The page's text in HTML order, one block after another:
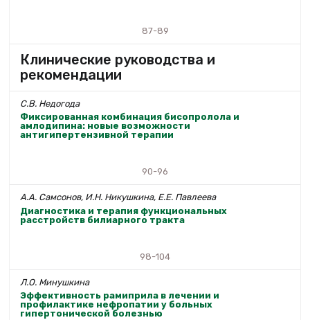
87-89
Клинические руководства и
рекомендации
С.В. Недогода
Фиксированная комбинация бисопролола и
амлодипина: новые возможности
антигипертензивной терапии
90-96
А.А. Самсонов, И.Н. Никушкина, Е.Е. Павлеева
Диагностика и терапия функциональных
расстройств билиарного тракта
98-104
Л.О. Минушкина
Эффективность рамиприла в лечении и
профилактике нефропатии у больных
гипертонической болезнью